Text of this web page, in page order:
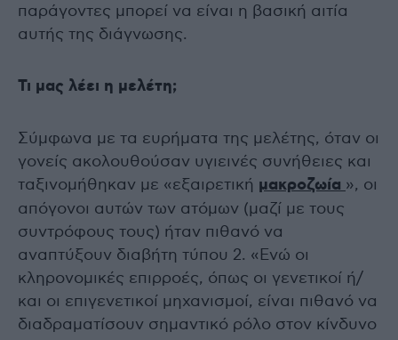
παράγοντες μπορεί να είναι η βασική αιτία
αυτής της διάγνωσης.
Τι μας λέει η μελέτη;
Σύμφωνα με τα ευρήματα της μελέτης, όταν οι
γονείς ακολουθούσαν υγιεινές συνήθειες και
ταξινομήθηκαν με «εξαιρετική μακροζωία», οι
απόγονοι αυτών των ατόμων (μαζί με τους
συντρόφους τους) ήταν πιθανό να
αναπτύξουν διαβήτη τύπου 2. «Ενώ οι
κληρονομικές επιρροές, όπως οι γενετικοί ή/
και οι επιγενετικοί μηχανισμοί, είναι πιθανό να
διαδραματίσουν σημαντικό ρόλο στον κίνδυνο